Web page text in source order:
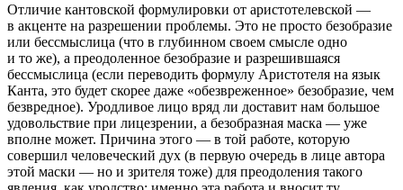
Отличие кантовской формулировки от аристотелевской —
в акценте на разрешении проблемы. Это не просто безобразие
или бессмыслица (что в глубинном своем смысле одно
и то же), а преодоленное безобразие и разрешившаяся
бессмыслица (если переводить формулу Аристотеля на язык
Канта, это будет скорее даже «обезвреженное» безобразие, чем
безвредное). Уродливое лицо вряд ли доставит нам большое
удовольствие при лицезрении, а безобразная маска — уже
вполне может. Причина этого — в той работе, которую
совершил человеческий дух (в первую очередь в лице автора
этой маски — но и зрителя тоже) для преодоления такого